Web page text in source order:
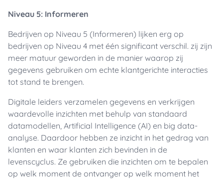
Niveau 5: Informeren
Bedrijven op Niveau 5 (Informeren) lijken erg op
bedrijven op Niveau 4 met één significant verschil. zij zijn
meer matuur geworden in de manier waarop zij
gegevens gebruiken om echte klantgerichte interacties
tot stand te brengen.
Digitale leiders verzamelen gegevens en verkrijgen
waardevolle inzichten met behulp van standaard
datamodellen, Artificial Intelligence (AI) en big data-
analyse. Daardoor hebben ze inzicht in het gedrag van
klanten en waar klanten zich bevinden in de
levenscyclus. Ze gebruiken die inzichten om te bepalen
op welk moment de ontvanger op welk moment het